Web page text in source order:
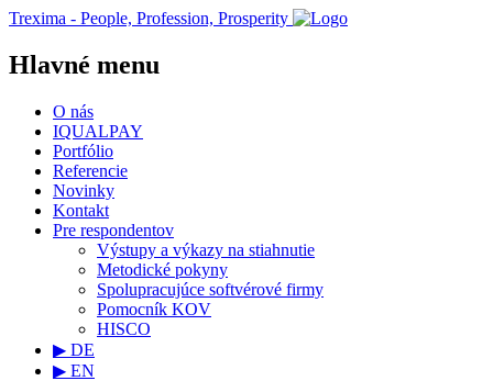
Trexima - People, Profession, Prosperity
Hlavné menu
O nás
IQUALPAY
Portfólio
Referencie
Novinky
Kontakt
Pre respondentov
Výstupy a výkazy na stiahnutie
Metodické pokyny
Spolupracujúce softvérové firmy
Pomocník KOV
HISCO
▶ DE
▶ EN